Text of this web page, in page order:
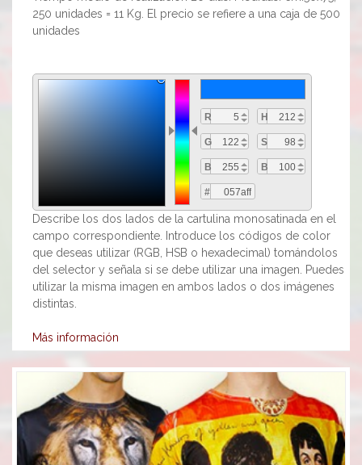
250 unidades = 11 Kg. El precio se refiere a una caja de 500
unidades
#
R
G
B
H
S
B
Describe los dos lados de la cartulina monosatinada en el
campo correspondiente. Introduce los códigos de color
que deseas utilizar (RGB, HSB o hexadecimal) tomándolos
del selector y señala si se debe utilizar una imagen. Puedes
utilizar la misma imagen en ambos lados o dos imágenes
distintas.
Más información